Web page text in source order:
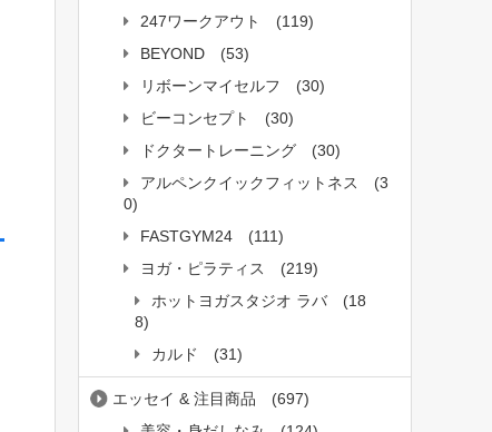
247ワークアウト
(119)
BEYOND
(53)
リボーンマイセルフ
(30)
ビーコンセプト
(30)
ドクタートレーニング
(30)
アルペンクイックフィットネス
(3
0)
FASTGYM24
(111)
ヨガ・ピラティス
(219)
ホットヨガスタジオ ラバ
(18
8)
カルド
(31)
エッセイ & 注目商品
(697)